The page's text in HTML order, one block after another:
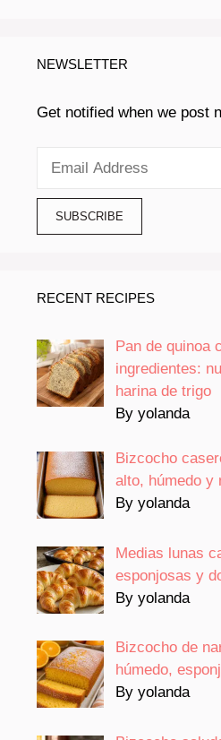
NEWSLETTER
Get notified when we post
RECENT RECIPES
Pan de quinoa
ingredientes:
harina de trigo
By yolanda
Bizcocho
alto, húmedo y
By yolanda
Medias lunas
esponjosas y
By yolanda
Bizcocho de
húmedo,
By yolanda